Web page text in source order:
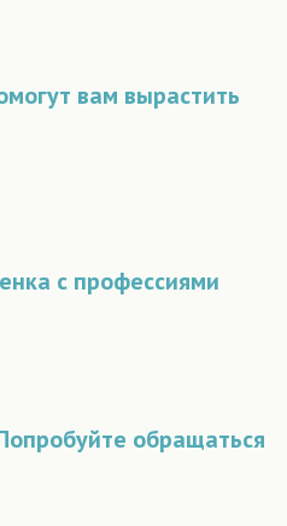
вам вырастить
с профессиями
обращаться